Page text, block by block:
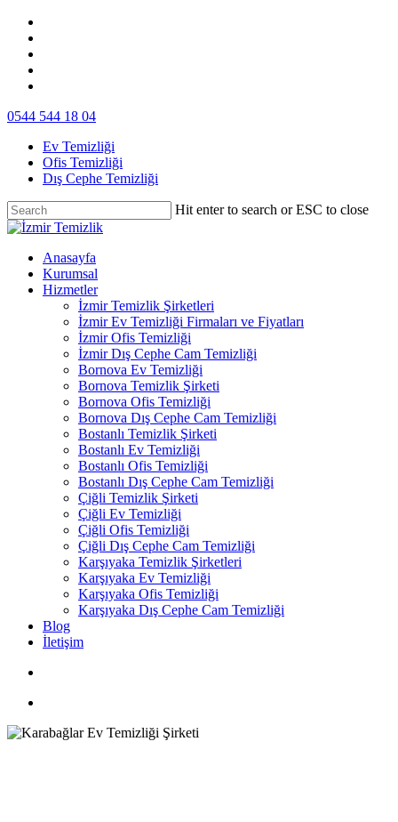
Skip
main
content
0544 544 18 04
Ev Temizliği
Ofis Temizliği
Dış Cephe Temizliği
Hit enter to search or ESC to close
Close
search
Menu
Anasayfa
Kurumsal
Hizmetler
İzmir Temizlik Şirketleri
İzmir Ev Temizliği Firmaları ve Fiyatları
İzmir Ofis Temizliği
İzmir Dış Cephe Cam Temizliği
Bornova Ev Temizliği
Bornova Temizlik Şirketi
Bornova Ofis Temizliği
Bornova Dış Cephe Cam Temizliği
Bostanlı Temizlik Şirketi
Bostanlı Ev Temizliği
Bostanlı Ofis Temizliği
Bostanlı Dış Cephe Cam Temizliği
Çiğli Temizlik Şirketi
Çiğli Ev Temizliği
Çiğli Ofis Temizliği
Çiğli Dış Cephe Cam Temizliği
Karşıyaka Temizlik Şirketleri
Karşıyaka Ev Temizliği
Karşıyaka Ofis Temizliği
Karşıyaka Dış Cephe Cam Temizliği
Blog
İletişim